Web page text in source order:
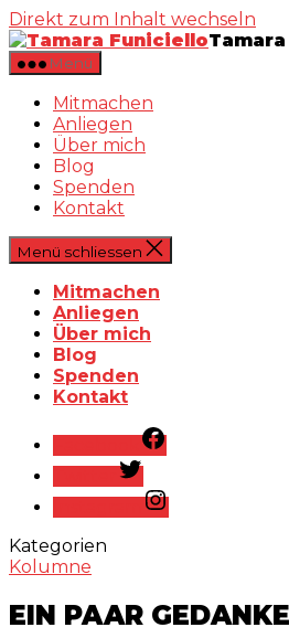
Direkt zum Inhalt wechseln
Menü
Mitmachen
Anliegen
Über mich
Blog
Spenden
Kontakt
Menü schliessen
Mitmachen
Anliegen
Über mich
Blog
Spenden
Kontakt
Kategorien
Kolumne
EIN PAAR